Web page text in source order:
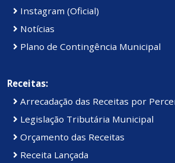
Instagram (Oficial)
Notícias
Plano de Contingência Municipal
Receitas:
Arrecadação das Receitas por
Legislação Tributária Municipal
Orçamento das Receitas
Receita Lançada